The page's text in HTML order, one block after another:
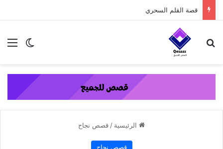
content
قصة القلم السحري
الوضع بحث عن
الرئيسية / قصص نجاح
قصص نجاح